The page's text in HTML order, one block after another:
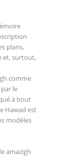
plans,
et, surtout,
le
modèles
amazigh